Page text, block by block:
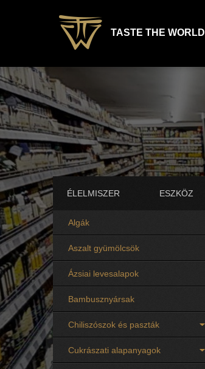
TASTE THE WORLD
ÉLELMISZER ESZKÖZ
Algák
Aszalt gyümölcsök
Ázsiai levesalapok
Bambusznyársak
Chiliszószok és paszták
Cukrászati alapanyagok